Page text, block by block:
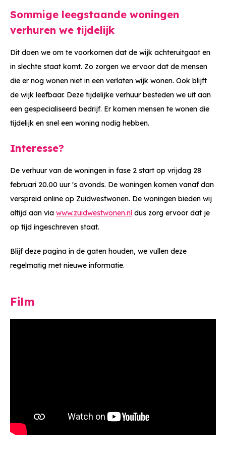
Sommige leegstaande woningen
verhuren we tijdelijk
Dit doen we om te voorkomen dat de wijk achteruitgaat en
in slechte staat komt. Zo zorgen we ervoor dat de mensen
die er nog wonen niet in een verlaten wijk wonen. Ook blijft
de wijk leefbaar. Deze tijdelijke verhuur besteden we uit aan
een gespecialiseerd bedrijf. Er komen mensen te wonen die
tijdelijk en snel een woning nodig hebben.
Interesse?
De verhuur van de woningen in fase 2 start op vrijdag 28
februari 20.00 uur 's avonds. De woningen komen vanaf dan
verspreid online op Zuidwestwonen. De woningen bieden wij
altijd aan via www.zuidwestwonen.nl dus zorg ervoor dat je
op tijd ingeschreven staat.
Blijf deze pagina in de gaten houden, we vullen deze
regelmatig met nieuwe informatie.
Film